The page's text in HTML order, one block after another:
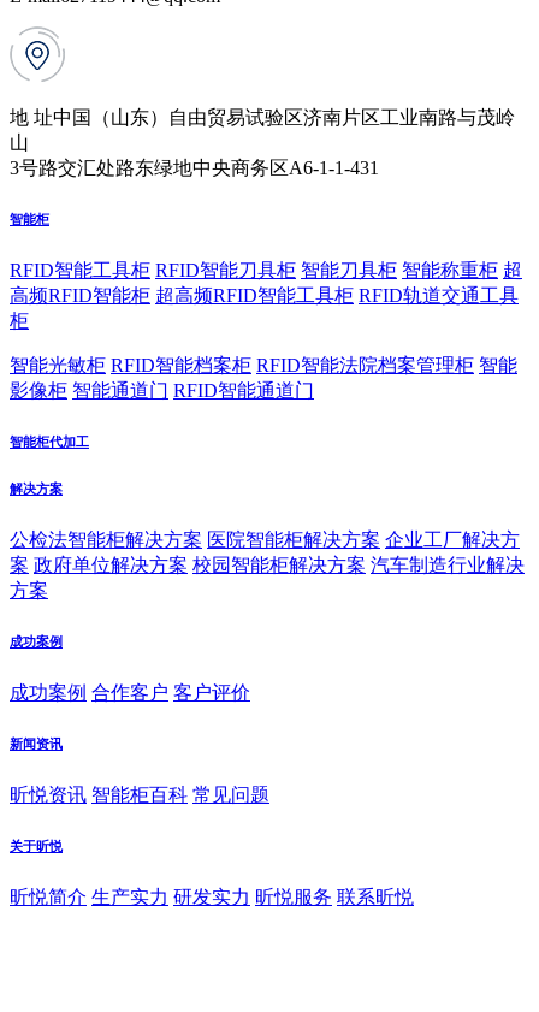
地 址中国（山东）自由贸易试验区济南片区工业南路与茂岭
山
3号路交汇处路东绿地中央商务区A6-1-1-431
智能柜
RFID智能工具柜 RFID智能刀具柜 智能刀具柜 智能称重柜 超
高频RFID智能柜 超高频RFID智能工具柜 RFID轨道交通工具
柜
智能光敏柜 RFID智能档案柜 RFID智能法院档案管理柜 智能
影像柜 智能通道门 RFID智能通道门
智能柜代加工
解决方案
公检法智能柜解决方案 医院智能柜解决方案 企业工厂解决方
案 政府单位解决方案 校园智能柜解决方案 汽车制造行业解决
方案
成功案例
成功案例 合作客户 客户评价
新闻资讯
昕悦资讯 智能柜百科 常见问题
关于昕悦
昕悦简介 生产实力 研发实力 昕悦服务 联系昕悦